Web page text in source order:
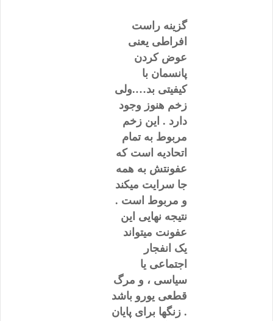
گزینه راست
افراطی یعنی
عوض کردن
پانسمان با
کیفیتی بد….ولی
زخم هنوز وجود
دارد . این زخم
مربوط به تمام
اتحادیه است که
عفونتش به همه
جا سرایت میکند
و مربوط است .
نتیجه نهایی این
عفونت میتواند
یک انفجار
اجتماعی یا
سیاسی ، و مرگ
قطعی یورو باشد
. زنگها برای پایان